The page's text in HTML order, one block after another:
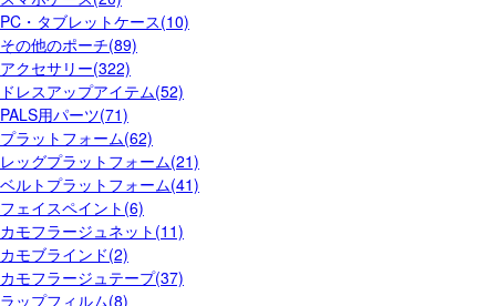
PC・タブレットケース(10)
その他のポーチ(89)
アクセサリー(322)
ドレスアップアイテム(52)
PALS用パーツ(71)
プラットフォーム(62)
レッグプラットフォーム(21)
ベルトプラットフォーム(41)
フェイスペイント(6)
カモフラージュネット(11)
カモブラインド(2)
カモフラージュテープ(37)
ラップフィルム(8)